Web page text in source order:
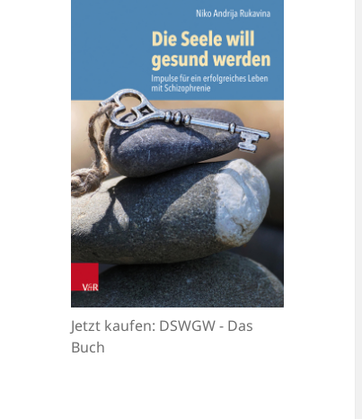
Jetzt kaufen: DSWGW - Das
Buch